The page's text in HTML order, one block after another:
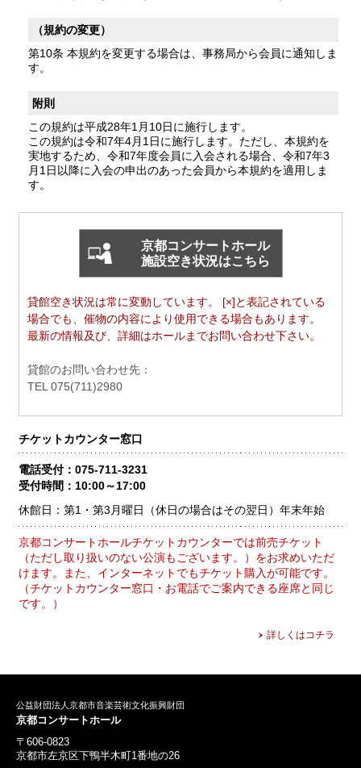
（規約の変更）
第10条 本規約を変更する場合は、事務局から会員に通知しま
す。
附則
この規約は平成28年1月10日に施行します。
この規約は令和7年4月1日に施行します。ただし、本規約を
実地するため、令和7年度会員に入会される場合、令和7年3
月1日以降に入会の申出のあった会員から本規約を適用しま
す。
京都コンサートホール
施設空き状況はこちら
貸館空き状況は常に変動しています。 [×]と表記されている
場合でも、催物の内容により使用できる場合もあります。
最新の情報及び、詳細はホールまでお問い合わせ下さい。
貸館のお問い合わせ先：
TEL 075(711)2980
チケットカウンター窓口
電話受付：075-711-3231
受付時間：10:00～17:00
休館日：第1・第3月曜日（休日の場合はその翌日） 年末年始
京都コンサートホールチケットカウンターでは前売チケット
（ただし取り扱いのない公演もございます。）をお求めいただ
けます。また、インターネットでもチケット購入が可能です。
（チケットカウンター窓口・お電話でご案内できる座席と同じ
です。）
詳しくはコチラ
公益財団法人京都市音楽芸術文化振興財団
京都コンサートホール
〒606-0823
京都市左京区下鴨半木町1番地の26